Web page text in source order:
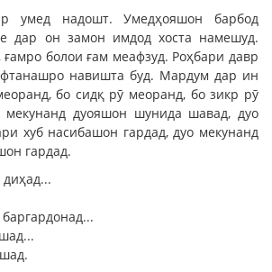
умед надошт. Умедҳояшон барбод
дар он замон имдод хоста намешуд.
ғамро болои ғам меафзуд. Роҳбари давр
навишта буд. Мардум дар ин
бо сидқ рӯ меоранд, бо зикр рӯ
мекунанд дуояшон шунида шавад, дуо
хуб насибашон гардад, дуо мекунанд
гардад.